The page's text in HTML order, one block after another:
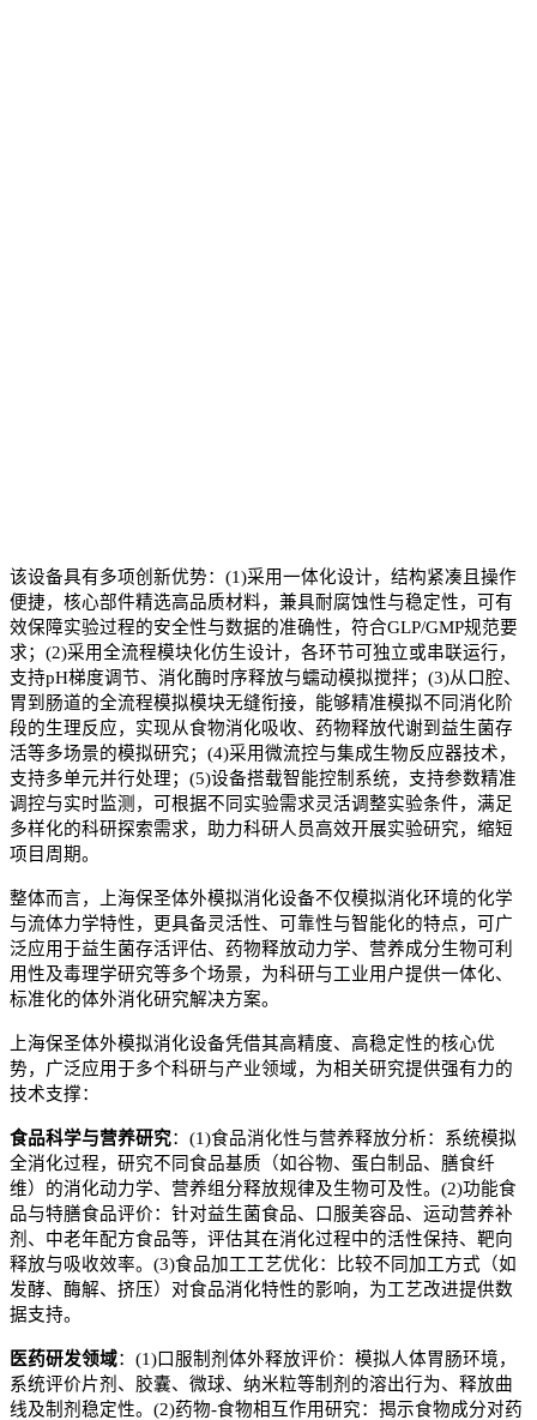
该设备具有多项创新优势： (1)采用一体化设计，结构紧凑且操作
便捷，核心部件精选高品质材料，兼具耐腐蚀性与稳定性，可有
效保障实验过程的安全性与数据的准确性， 符合GLP/GMP规范要
求； (2)采用全流程模块化仿生设计，各环节可独立或串联运行，
支持pH梯度调节、消化酶时序释放与蠕动模拟搅拌； (3)从口腔、
胃到肠道的全流程模拟模块无缝衔接，能够精准模拟不同消化阶
段的生理反应，实现从食物消化吸收、药物释放代谢到益生菌存
活等多场景的模拟研究； (4)采用微流控与集成生物反应器技术，
支持多单元并行处理； (5)设备搭载智能控制系统，支持参数精准
调控与实时监测，可根据不同实验需求灵活调整实验条件，满足
多样化的科研探索需求，助力科研人员高效开展实验研究，缩短
项目周期。
整体而言， 上海保圣体外模拟消化设备不仅模拟消化环境的化学
与流体力学特性，更具备灵活性、可靠性与智能化的特点，可广
泛应用于益生菌存活评估、药物释放动力学、营养成分生物可利
用性及毒理学研究等多个场景，为科研与工业用户提供一体化、
标准化的体外消化研究解决方案。
上海保圣体外模拟消化设备凭借其高精度、高稳定性的核心优
势，广泛应用于多个科研与产业领域，为相关研究提供强有力的
技术支撑：
食品科学与营养研究： (1)食品消化性与营养释放分析：系统模拟
全消化过程，研究不同食品基质（如谷物、蛋白制品、膳食纤
维）的消化动力学、营养组分释放规律及生物可及性。 (2)功能食
品与特膳食品评价：针对益生菌食品、口服美容品、运动营养补
剂、中老年配方食品等，评估其在消化过程中的活性保持、靶向
释放与吸收效率。 (3)食品加工工艺优化：比较不同加工方式（如
发酵、酶解、挤压）对食品消化特性的影响，为工艺改进提供数
据支持。
医药研发领域： (1)口服制剂体外释放评价：模拟人体胃肠环境，
系统评价片剂、胶囊、微球、纳米粒等制剂的溶出行为、释放曲
线及制剂稳定性。 (2)药物-食物相互作用研究：揭示食物成分对药